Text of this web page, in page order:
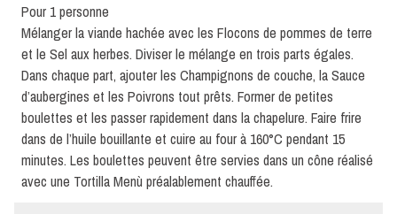
Pour 1 personne
Mélanger la viande hachée avec les Flocons de pommes de terre
et le Sel aux herbes. Diviser le mélange en trois parts égales.
Dans chaque part, ajouter les Champignons de couche, la Sauce
d’aubergines et les Poivrons tout prêts. Former de petites
boulettes et les passer rapidement dans la chapelure. Faire frire
dans de l’huile bouillante et cuire au four à 160°C pendant 15
minutes. Les boulettes peuvent être servies dans un cône réalisé
avec une Tortilla Menù préalablement chauffée.